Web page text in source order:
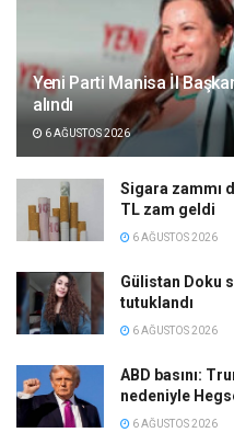
Yeni Parti Manisa İl
alındı
6 AĞUSTOS 2026
Sigara zammı
TL zam geldi
6 AĞUSTOS 2026
Gülistan Doku
tutuklandı
6 AĞUSTOS 2026
ABD basını:
nedeniyle
6 AĞUSTOS 2026